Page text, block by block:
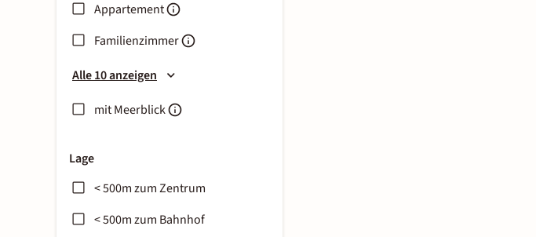
Appartement
Familienzimmer
Alle 10 anzeigen
mit Meerblick
Lage
< 500m zum Zentrum
< 500m zum Bahnhof